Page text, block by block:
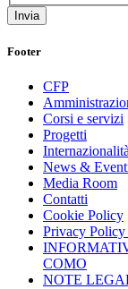
Footer
CFP
Corsi e servizi
Progetti
Internazionalità
News &
Media Room
Contatti
Cookie Policy
Privacy Policy
COMO
NOTE